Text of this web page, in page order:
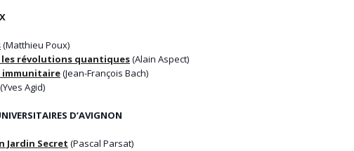
(Matthieu Poux)
révolutions quantiques(Alain Aspect)
immunitaire(Jean-François Bach)
(Yves Agid)
D’AVIGNON
Jardin Secret (Pascal Parsat)